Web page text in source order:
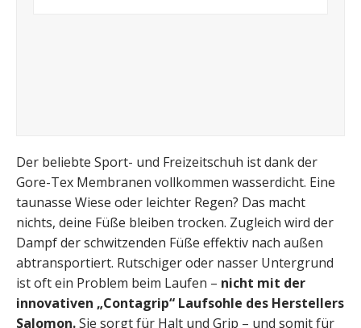
Der beliebte Sport- und Freizeitschuh ist dank der
Gore-Tex Membranen vollkommen wasserdicht. Eine
taunasse Wiese oder leichter Regen? Das macht
nichts, deine Füße bleiben trocken. Zugleich wird der
Dampf der schwitzenden Füße effektiv nach außen
abtransportiert. Rutschiger oder nasser Untergrund
ist oft ein Problem beim Laufen – nicht mit der
innovativen „Contagrip“ Laufsohle des Herstellers
Salomon.Sie sorgt für Halt und Grip – und somit für